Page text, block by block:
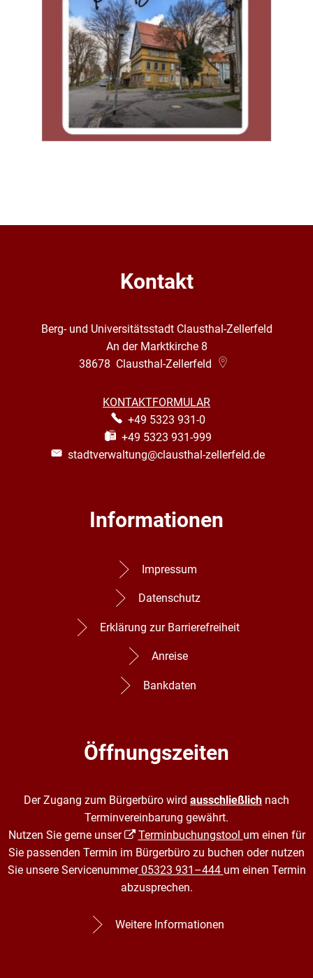
Kontakt
Berg- und Universitätsstadt Clausthal-Zellerfeld
An der Marktkirche 8
38678 Clausthal-Zellerfeld
KONTAKTFORMULAR
+49 5323 931-0
+49 5323 931-999
stadtverwaltung@clausthal-zellerfeld.de
Informationen
Impressum
Datenschutz
Erklärung zur Barrierefreiheit
Anreise
Bankdaten
Öffnungszeiten
Der Zugang zum Bürgerbüro wird ausschließlich nach
Terminvereinbarung gewährt.
Nutzen Sie gerne unser
Terminbuchungstool um einen für
Sie passenden Termin im Bürgerbüro zu buchen oder nutzen
Sie unsere Servicenummer05323 931–444 um einen Termin
abzusprechen.
Weitere Informationen